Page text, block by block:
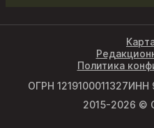
ОГРН 1219100011327ИНН
2015-2026 ©
Политика